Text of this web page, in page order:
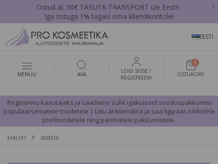
Ostud al. 30€ TASUTA TRANSPORT üle Eesti!.
Iga ostuga 1% tagasi oma kliendikontole!
x
EESTI
MENÜÜ AVA
LOGI SISSE /
REGISTREERI
0
OSTUKORV
Registeeru kasutajaks ja saadame sulle igakuiseid sooduspakkumisi
populaarsematele toodetele | Liitu ärikliendina ja saa ligipääs kõikidele
profitoodetele ning parimatele pakkumistele.
AVALEHT JUUKSED